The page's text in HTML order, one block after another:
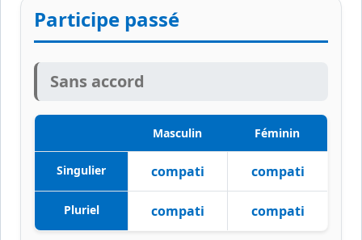
Participe passé
Sans accord
Masculin Féminin
Singulier compati compati
Pluriel compati compati